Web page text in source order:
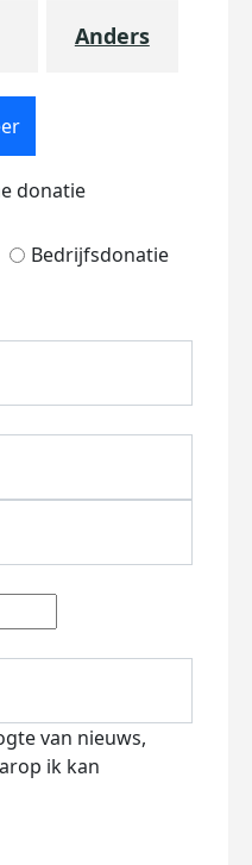
Anders
donatie
Bedrijfsdonatie
van nieuws,
ik kan